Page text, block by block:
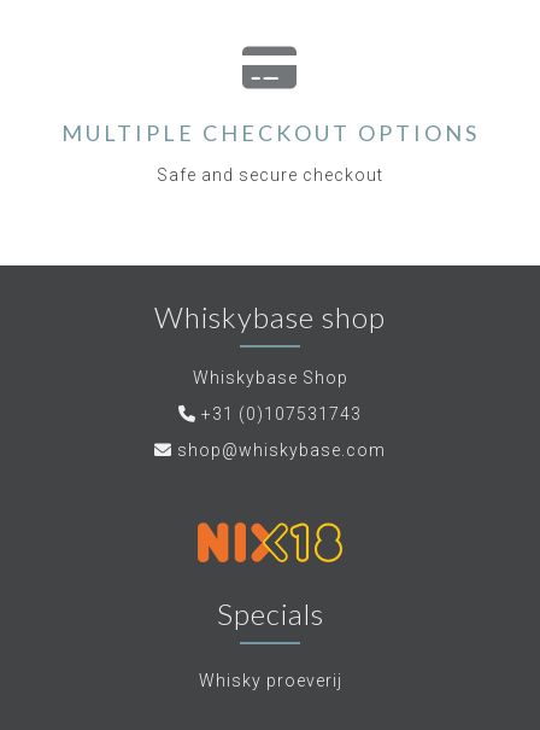
MULTIPLE CHECKOUT OPTIONS
Safe and secure checkout
Whiskybase shop
Whiskybase Shop
+31 (0)107531743
shop@whiskybase.com
Specials
Whisky proeverij